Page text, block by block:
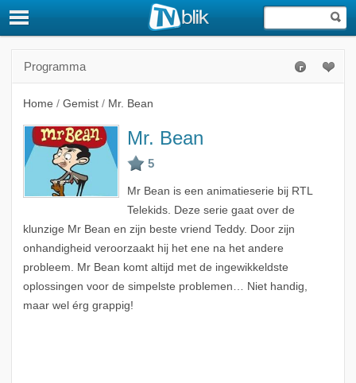
Programma
Home / Gemist / Mr. Bean
Mr. Bean
Mr Bean is een animatieserie bij RTL
Telekids. Deze serie gaat over de
klunzige Mr Bean en zijn beste vriend Teddy. Door zijn
onhandigheid veroorzaakt hij het ene na het andere
probleem. Mr Bean komt altijd met de ingewikkeldste
oplossingen voor de simpelste problemen… Niet handig,
maar wel érg grappig!